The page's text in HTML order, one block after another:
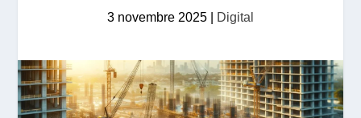
3 novembre 2025 Digital